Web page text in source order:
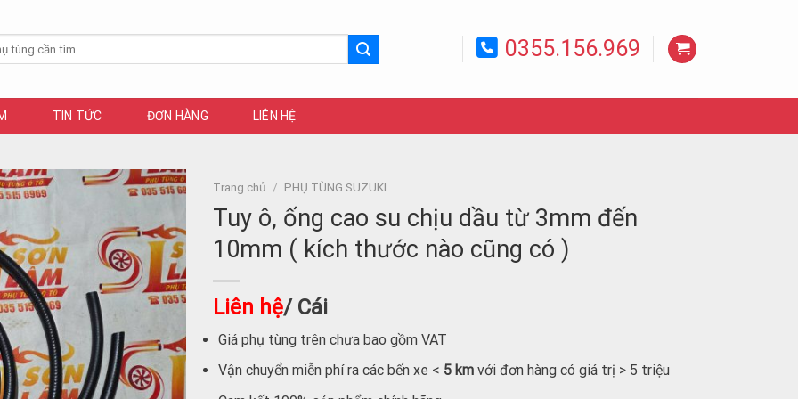
0355.156.969
TIN TỨC ĐƠN HÀNG LIÊN HỆ
Trang chủ / PHỤ TÙNG SUZUKI
Tuy ô, ống cao su chịu dầu từ 3mm đến
10mm ( kích thước nào cũng có )
Liên hệ/ Cái
Giá phụ tùng trên chưa bao gồm VAT
Vận chuyển miễn phí ra các bến xe < 5 kmvới đơn hàng có giá trị > 5 triệu